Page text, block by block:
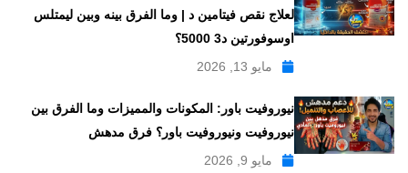
لعلاج نقص فيتامين د | وما الفرق بينه وبين ليمتلس
اوسوفورتين د3 5000؟
مايو 13, 2026
نيوروفيت باور: المكونات والمميزات وما الفرق بين
نيوروفيت ونيوروفيت باور؟ فرق مدهش
مايو 9, 2026